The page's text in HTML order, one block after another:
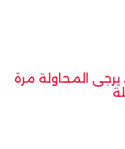
المحاولة مرة